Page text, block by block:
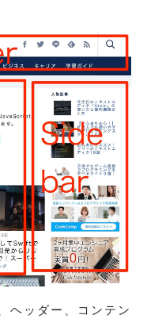
ヘッダー、コンテン